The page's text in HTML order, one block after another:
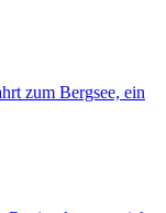
zum Bergsee, ein